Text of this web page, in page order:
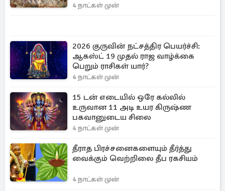
4 நாட்கள் முன்
2026 குருவின் நட்சத்திர பெயர்ச்சி:
ஆகஸ்ட் 19 முதல் ராஜ வாழ்க்கை
பெறும் ராசிகள் யார்?
4 நாட்கள் முன்
15 டன் எடையில் ஒரே கல்லில்
உருவான 11 அடி உயர கிருஷ்ண
பகவானுடைய சிலை
4 நாட்கள் முன்
தீராத பிரச்சனைகளையும் தீர்த்து
வைக்கும் வெற்றிலை தீப ரகசியம்
4 நாட்கள் முன்